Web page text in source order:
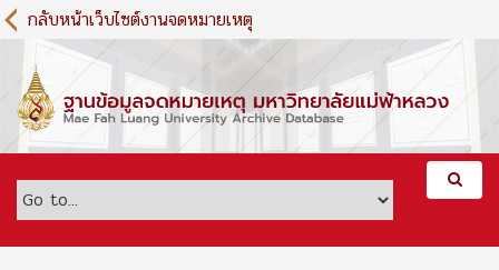
S
k
m
c
กลับหน้าเว็บไซต์งานจดหมายเหตุ